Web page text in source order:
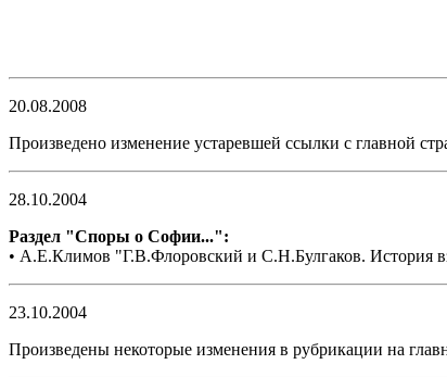
20.08.2008
Произведенo изменение устаревшей ссылки с главной
28.10.2004
Раздел "Споры о Софии...":
• А.Е.Климов "Г.В.Флоровский и С.Н.Булгаков. История
23.10.2004
Произведены некоторые изменения в рубрикации на